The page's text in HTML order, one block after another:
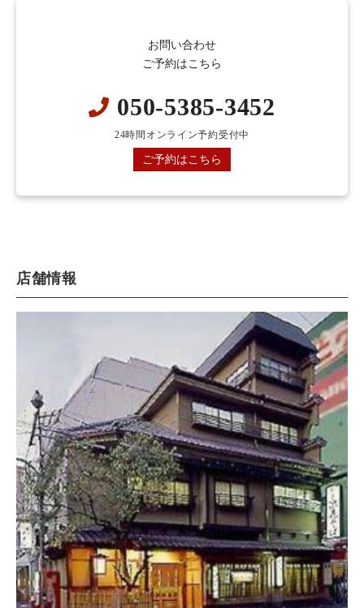
お問い合わせ
ご予約はこちら
050-5385-3452
24時間オンライン予約受付中
ご予約はこちら
店舗情報